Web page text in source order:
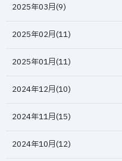
2025年03月(9)
2025年02月(11)
2025年01月(11)
2024年12月(10)
2024年11月(15)
2024年10月(12)